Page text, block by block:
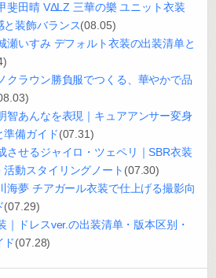
斐田晴 VΔLZ 三華の樂 ユニット衣装
と装飾バランス(08.05)
瀬いすみ デフォルト衣装の出装清单と
クラウン勝負服でつくる、華やかで品
智あんなを表現｜キュアアンサー変身
準備ガイド(07.31)
させるジャイロ・ツェペリ｜SBR衣装
動スタイリングノート (07.30)
海夢 チアガール衣装で仕上げる撮影向
(07.29)
｜ドレスver.の出装清单・版本区别・
ド(07.28)